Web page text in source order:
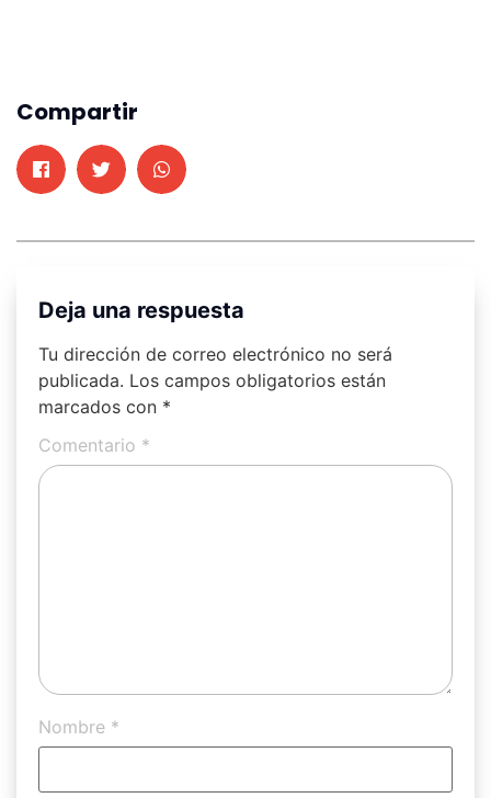
Compartir
Deja una respuesta
Tu dirección de correo electrónico no será
publicada. Los campos obligatorios están
marcados con *
Comentario *
Nombre *